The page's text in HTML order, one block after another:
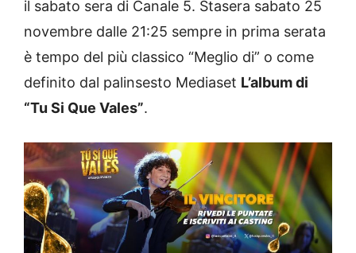
il sabato sera di Canale 5. Stasera sabato 25
novembre dalle 21:25 sempre in prima serata
è tempo del più classico “Meglio di” o come
definito dal palinsesto Mediaset L’album di
“Tu Si Que Vales”.